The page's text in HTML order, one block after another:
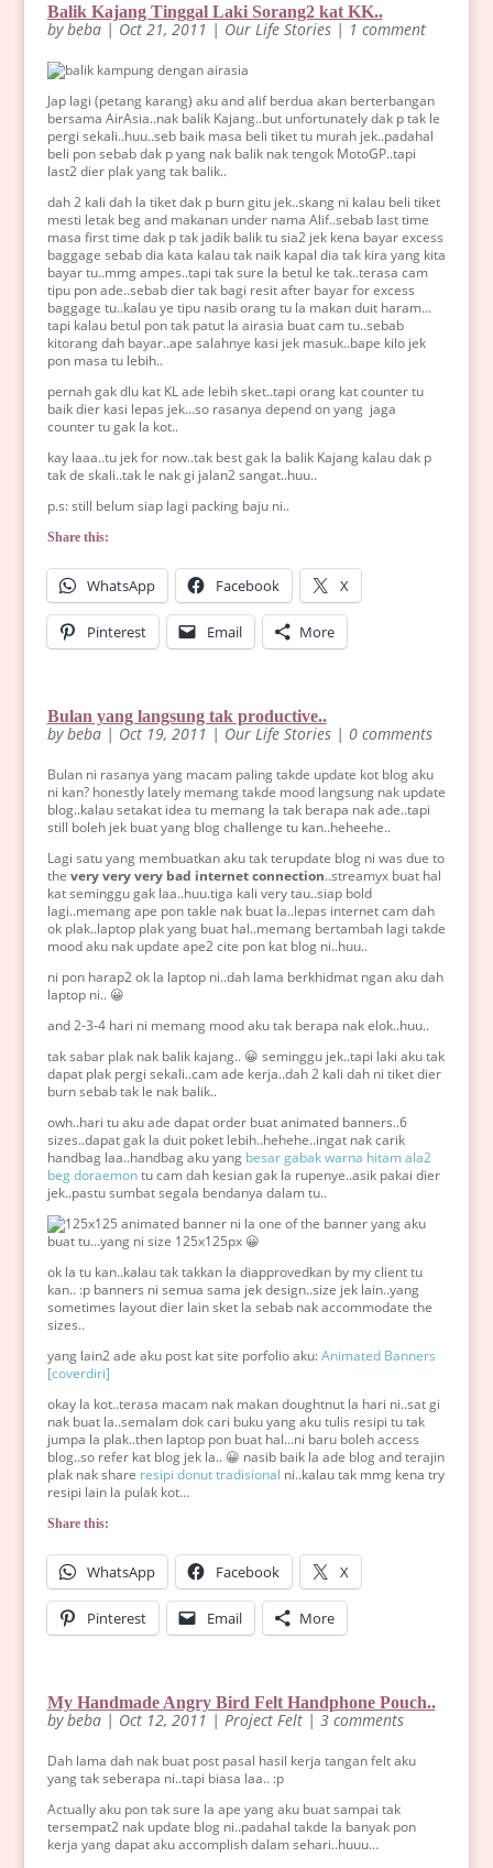
Balik Kajang Tinggal Laki Sorang2 kat KK..
bybeba| Oct 21, 2011 | Our Life Stories| 1 comment
Jap lagi (petang karang) aku and alif berdua akan berterbangan
bersama AirAsia..nak balik Kajang..but unfortunately dak p tak le
pergi sekali..huu..seb baik masa beli tiket tu murah jek..padahal
beli pon sebab dak p yang nak balik nak tengok MotoGP..tapi
last2 dier plak yang tak balik..
dah 2 kali dah la tiket dak p burn gitu jek..skang ni kalau beli tiket
mesti letak beg and makanan under nama Alif..sebab last time
masa first time dak p tak jadik balik tu sia2 jek kena bayar excess
baggage sebab dia kata kalau tak naik kapal dia tak kira yang kita
bayar tu..mmg ampes..tapi tak sure la betul ke tak..terasa cam
tipu pon ade..sebab dier tak bagi resit after bayar for excess
baggage tu..kalau ye tipu nasib orang tu la makan duit haram…
tapi kalau betul pon tak patut la airasia buat cam tu..sebab
kitorang dah bayar..ape salahnye kasi jek masuk..bape kilo jek
pon masa tu lebih..
pernah gak dlu kat KL ade lebih sket..tapi orang kat counter tu
baik dier kasi lepas jek…so rasanya depend on yang jaga
counter tu gak la kot..
kay laaa..tu jek for now..tak best gak la balik Kajang kalau dak p
tak de skali..tak le nak gi jalan2 sangat..huu..
p.s: still belum siap lagi packing baju ni..
Share this:
WhatsApp Facebook X
Pinterest Email More
Bulan yang langsung tak productive..
bybeba| Oct 19, 2011 | Our Life Stories| 0 comments
Bulan ni rasanya yang macam paling takde update kot blog aku
ni kan? honestly lately memang takde mood langsung nak update
blog..kalau setakat idea tu memang la tak berapa nak ade..tapi
still boleh jek buat yang blog challenge tu kan..heheehe..
Lagi satu yang membuatkan aku tak terupdate blog ni was due to
the very very very bad internet connection..streamyx buat hal
kat seminggu gak laa..huu.tiga kali very tau..siap bold
lagi..memang ape pon takle nak buat la..lepas internet cam dah
ok plak..laptop plak yang buat hal..memang bertambah lagi takde
mood aku nak update ape2 cite pon kat blog ni..huu..
ni pon harap2 ok la laptop ni..dah lama berkhidmat ngan aku dah
laptop ni.. 😀
and 2-3-4 hari ni memang mood aku tak berapa nak elok..huu..
tak sabar plak nak balik kajang.. 😀 seminggu jek..tapi laki aku tak
dapat plak pergi sekali..cam ade kerja..dah 2 kali dah ni tiket dier
burn sebab tak le nak balik..
owh..hari tu aku ade dapat order buat animated banners..6
sizes..dapat gak la duit poket lebih..hehehe..ingat nak carik
handbag laa..handbag aku yang besar gabak warna hitam ala2
beg doraemontu cam dah kesian gak la rupenye..asik pakai dier
jek..pastu sumbat segala bendanya dalam tu..
ni la one of the banner yang aku
buat tu…yang ni size 125x125px 😀
ok la tu kan..kalau tak takkan la diapprovedkan by my client tu
kan.. :p banners ni semua sama jek design..size jek lain..yang
sometimes layout dier lain sket la sebab nak accommodate the
sizes..
yang lain2 ade aku post kat site porfolio aku:Animated Banners
[coverdiri]
okay la kot..terasa macam nak makan doughtnut la hari ni..sat gi
nak buat la..semalam dok cari buku yang aku tulis resipi tu tak
jumpa la plak..then laptop pon buat hal…ni baru boleh access
blog..so refer kat blog jek la.. 😀 nasib baik la ade blog and terajin
plak nak share resipi donut tradisional ni..kalau tak mmg kena try
resipi lain la pulak kot…
Share this:
WhatsApp Facebook X
Pinterest Email More
My Handmade Angry Bird Felt Handphone Pouch..
bybeba| Oct 12, 2011 | Project Felt| 3 comments
Dah lama dah nak buat post pasal hasil kerja tangan felt aku
yang tak seberapa ni..tapi biasa laa.. :p
Actually aku pon tak sure la ape yang aku buat sampai tak
tersempat2 nak update blog ni..padahal takde la banyak pon
kerja yang dapat aku accomplish dalam sehari..huuu…